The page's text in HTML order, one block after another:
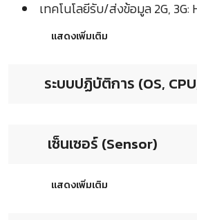
เทคโนโลยีรับ/ส่งข้อมูล 2G, 3G:
แสดงเพิ่มเติม
ระบบปฏิบัติการ (OS,
เซ็นเซอร์ (Sensor)
แสดงเพิ่มเติม